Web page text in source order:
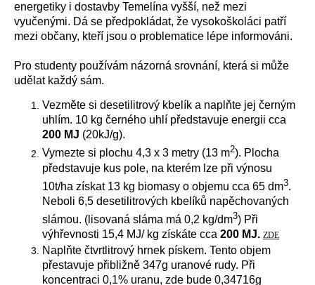
energetiky i dostavby Temelína vyšší, než mezi
vyučenými. Dá se předpokládat, že vysokoškoláci patří
mezi občany, kteří jsou o problematice lépe informováni.
Pro studenty používám názorná srovnání, která si může
udělat každý sám.
Vezměte si desetilitrový kbelík a naplňte jej černým
uhlím. 10 kg černého uhlí představuje energii cca
200 MJ (20kJ/g).
Vymezte si plochu 4,3 x 3 metry (13 m2). Plocha
představuje kus pole, na kterém lze při výnosu
10t/ha získat 13 kg biomasy o objemu cca 65 dm3.
Neboli 6,5 desetilitrových kbelíků napěchovaných
slámou. (lisovaná sláma má 0,2 kg/dm3) Při
výhřevnosti 15,4 MJ/ kg získáte cca 200 MJ. ZDE
Naplňte čtvrtlitrový hrnek pískem. Tento objem
přestavuje přibližně 347g uranové rudy. Při
koncentraci 0,1% uranu, zde bude 0,34716g